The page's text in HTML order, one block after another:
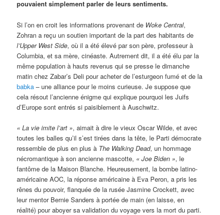
pouvaient simplement parler de leurs sentiments.
Si l’on en croit les informations provenant de Woke Central,
Zohran a reçu un soutien important de la part des habitants de
l’Upper West Side, où il a été élevé par son père, professeur à
Columbia, et sa mère, cinéaste. Autrement dit, il a été élu par la
même population à hauts revenus qui se presse le dimanche
matin chez Zabar’s Deli pour acheter de l’esturgeon fumé et de la
babka – une alliance pour le moins curieuse. Je suppose que
cela résout l’ancienne énigme qui explique pourquoi les Juifs
d’Europe sont entrés si paisiblement à Auschwitz.
« La vie imite l’art », aimait à dire le vieux Oscar Wilde, et avec
toutes les balles qu’il s’est tirées dans la tête, le Parti démocrate
ressemble de plus en plus à The Walking Dead, un hommage
nécromantique à son ancienne mascotte, « Joe Biden », le
fantôme de la Maison Blanche. Heureusement, la bombe latino-
américaine AOC, la réponse américaine à Eva Peron, a pris les
rênes du pouvoir, flanquée de la rusée Jasmine Crockett, avec
leur mentor Bernie Sanders à portée de main (en laisse, en
réalité) pour aboyer sa validation du voyage vers la mort du parti.